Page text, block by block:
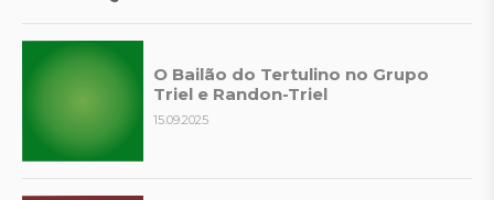
O Bailão do Tertulino no Grupo
Triel e Randon-Triel
15.09.2025